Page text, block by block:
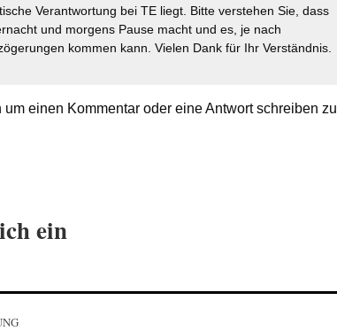
Verantwortung bei TE liegt. Bitte verstehen Sie, dass
und morgens Pause macht und es, je nach
kommen kann. Vielen Dank für Ihr Verständnis.
einen Kommentar oder eine Antwort schreiben zu
ein